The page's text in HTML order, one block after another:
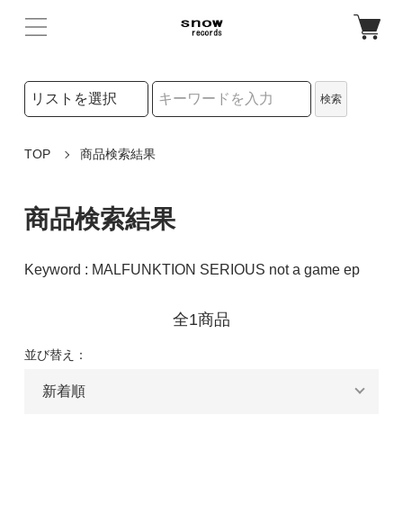
検索リストの選択
検索
TOP 商品検索結果
商品検索結果
Keyword : MALFUNKTION SERIOUS not a game ep
全1商品
並び替え：